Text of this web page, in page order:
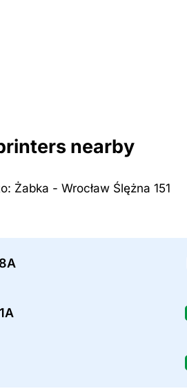
nearby
Żabka - Wrocław Ślężna 151